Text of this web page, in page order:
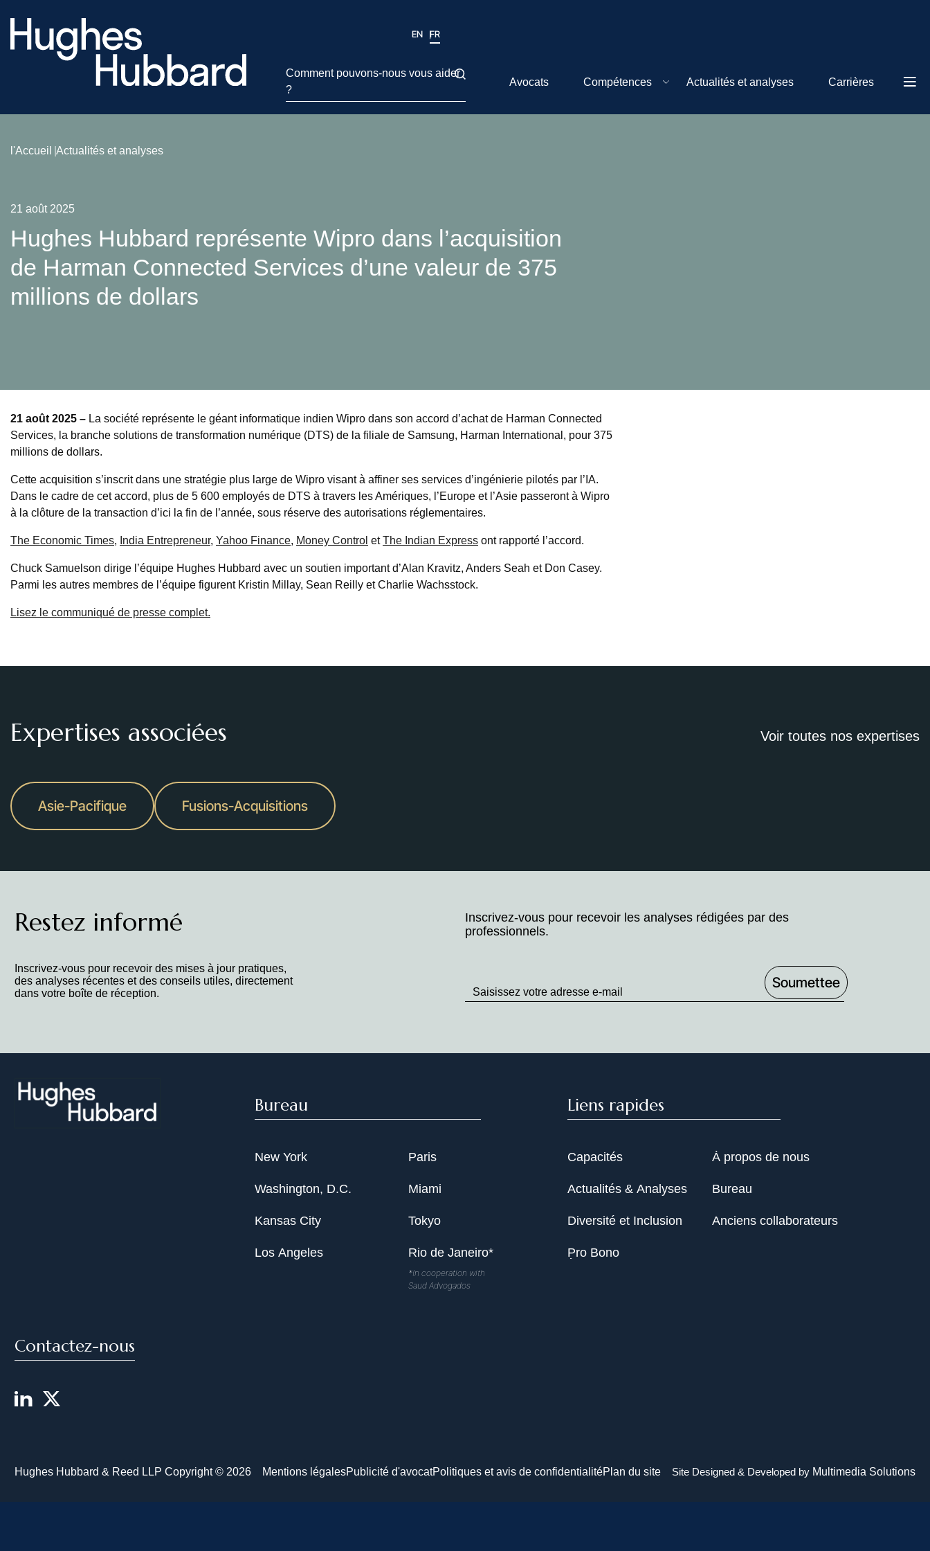
EN FR
Comment pouvons-nous vous aider
?
Avocats Compétences Actualités et analyses Carrières
l'Accueil Actualités et analyses
21 août 2025
Hughes Hubbard représente Wipro dans l’acquisition
de Harman Connected Services d’une valeur de 375
millions de dollars
21 août 2025 – La société représente le géant informatique indien Wipro dans son accord d’achat de Harman Connected
Services, la branche solutions de transformation numérique (DTS) de la filiale de Samsung, Harman International, pour 375
millions de dollars.
Cette acquisition s’inscrit dans une stratégie plus large de Wipro visant à affiner ses services d’ingénierie pilotés par l’IA.
Dans le cadre de cet accord, plus de 5 600 employés de DTS à travers les Amériques, l’Europe et l’Asie passeront à Wipro
à la clôture de la transaction d’ici la fin de l’année, sous réserve des autorisations réglementaires.
The Economic Times, India Entrepreneur, Yahoo Finance, Money Control etThe Indian Express ont rapporté l’accord.
Chuck Samuelson dirige l’équipe Hughes Hubbard avec un soutien important d’Alan Kravitz, Anders Seah et Don Casey.
Parmi les autres membres de l’équipe figurent Kristin Millay, Sean Reilly et Charlie Wachsstock.
Lisez le communiqué de presse complet.
Expertises associées Voir toutes nos expertises
Asie-Pacifique Fusions-Acquisitions
Restez informé
Inscrivez-vous pour recevoir des mises à jour pratiques,
des analyses récentes et des conseils utiles, directement
dans votre boîte de réception.
Inscrivez-vous pour recevoir les analyses rédigées par des
professionnels.
to
Bureau
New York
Washington, D.C.
Kansas City
Los Angeles
Paris
Miami
Tokyo
Rio de Janeiro*
*In cooperation with
Saud Advogados
Liens rapides
Capacités
Actualités & Analyses
Diversité et Inclusion
Pro Bono
À propos de nous
Bureau
Anciens collaborateurs
Contactez-nous
Hughes Hubbard & Reed LLP Copyright © 2026 Mentions légalesPublicité d'avocatPolitiques et avis de confidentialitéPlan du site Site Designed & Developed by Multimedia Solutions